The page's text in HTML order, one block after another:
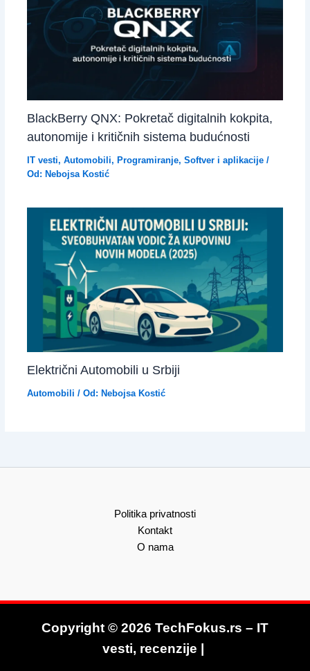
BlackBerry QNX: Pokretač digitalnih kokpita,
autonomije i kritičnih sistema budućnosti
IT vesti, Automobili, Programiranje, Softver i aplikacije/
Od: Nebojsa Kostić
Električni Automobili u Srbiji
Automobili / Od: Nebojsa Kostić
Politika privatnosti
Kontakt
O nama
Copyright © 2026 TechFokus.rs – IT
vesti, recenzije |